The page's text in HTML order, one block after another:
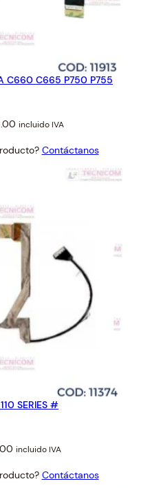
C660 C665 P750 P755
Current
is:
incluido IVA
Contáctanos
SERIES #
Current
is:
incluido IVA
Contáctanos